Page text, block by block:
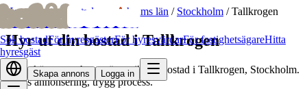
bofridbofrid
Sök bostadFör hyresgästerFör hyresvärdarFör fastighetsägareHitta
hyresgäst
Skapa annons Logga in
Hem/ Hyr ut bostad Stockholms län / Stockholm /Tallkrogen
Hyr ut din bostad i Tallkrogen
Hitta skötsamma hyresgäster till din bostad i Tallkrogen, Stockholm.
Gratis annonsering, trygg process.